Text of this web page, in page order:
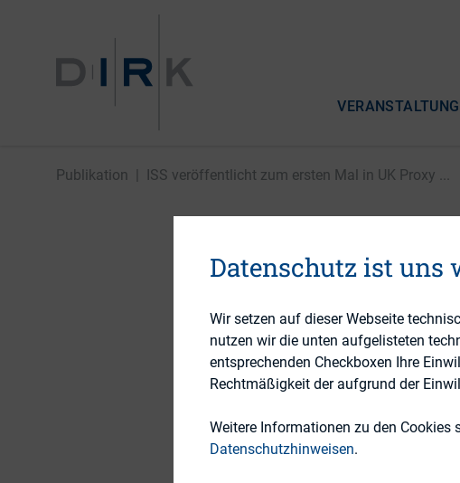
Publikation ISS veröffentlicht zum ersten Mal in UK Proxy ...
ISS
Proxy
13. Januar 2015
Datenschutz ist uns
Wir setzen auf dieser Webseite
nutzen wir die unten aufgelisteten
entsprechenden Checkboxen Ihre
Rechtmäßigkeit der aufgrund der
Weitere Informationen zu den Cookies
Datenschutzhinweisen.